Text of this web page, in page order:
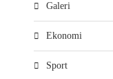
Galeri
Ekonomi
Sport